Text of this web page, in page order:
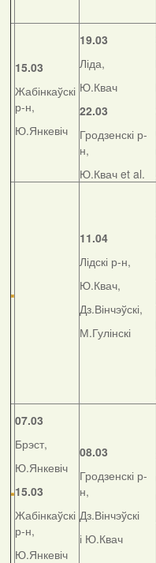
15.03
Жабінкаўскі
р-н,
Ю.Янкевіч
19.03
Ліда,
Ю.Квач
22.03
Гродзенскі р-
н,
Ю.Квач et al.
11.04
Лідскі р-н,
Ю.Квач,
Дз.Вінчэўскі,
М.Гулінскі
07.03
Брэст,
Ю.Янкевіч
15.03
Жабінкаўскі
р-н,
Ю.Янкевіч
08.03
Гродзенскі р-
н,
Дз.Вінчэўскі
і Ю.Квач